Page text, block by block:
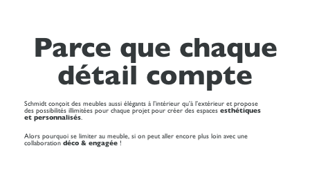
Parce que chaque
détail compte
Schmidt conçoit des meubles aussi élégants à l’intérieur qu’à l’extérieur et propose
des possibilités illimitées pour chaque projet pour créer des espaces esthétiques
et personnalisés
Alors pourquoi se limiter au meuble, si on peut aller encore plus loin avec une
collaboration déco & engagée !